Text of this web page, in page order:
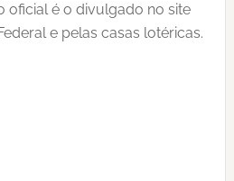
oficial é o divulgado no site
e pelas casas lotéricas.